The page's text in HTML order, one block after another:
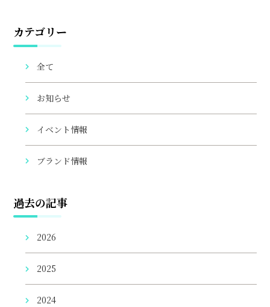
カテゴリー
全て
お知らせ
イベント情報
ブランド情報
過去の記事
2026
2025
2024